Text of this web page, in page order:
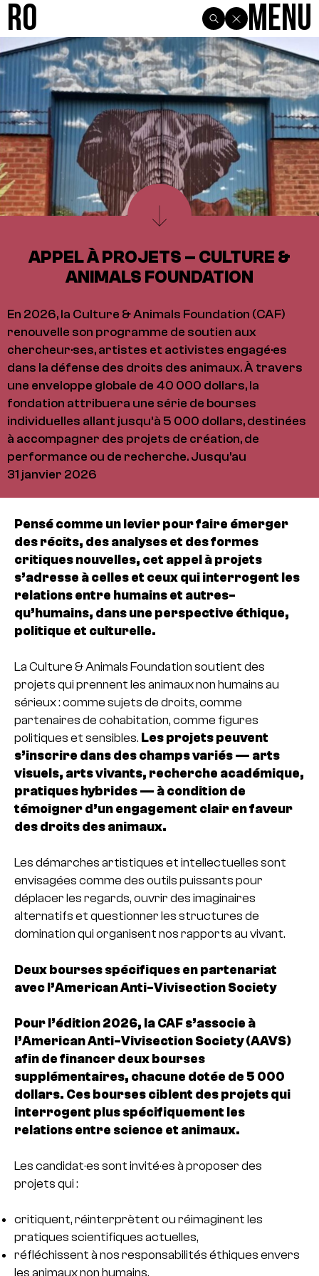
R0 Menu
APPEL À PROJETS – CULTURE &
ANIMALS FOUNDATION
En 2026, la Culture & Animals Foundation (CAF)
renouvelle son programme de soutien aux
chercheur·ses, artistes et activistes engagé·es
dans la défense des droits des animaux. À travers
une enveloppe globale de 40 000 dollars, la
fondation attribuera une série de bourses
individuelles allant jusqu’à 5 000 dollars, destinées
à accompagner des projets de création, de
performance ou de recherche. Jusqu'au
31 janvier 2026
Pensé comme un levier pour faire émerger
des récits, des analyses et des formes
critiques nouvelles, cet appel à projets
s’adresse à celles et ceux qui interrogent les
relations entre humains et autres-
qu’humains, dans une perspective éthique,
politique et culturelle.
La Culture & Animals Foundation soutient des
projets qui prennent les animaux non humains au
sérieux : comme sujets de droits, comme
partenaires de cohabitation, comme figures
politiques et sensibles. Les projets peuvent
s’inscrire dans des champs variés — arts
visuels, arts vivants, recherche académique,
pratiques hybrides — à condition de
témoigner d’un engagement clair en faveur
des droits des animaux.
Les démarches artistiques et intellectuelles sont
envisagées comme des outils puissants pour
déplacer les regards, ouvrir des imaginaires
alternatifs et questionner les structures de
domination qui organisent nos rapports au vivant.
Deux bourses spécifiques en partenariat
avec l’American Anti-Vivisection Society
Pour l’édition 2026, la CAF s’associe à
l’American Anti-Vivisection Society (AAVS)
afin de financer deux bourses
supplémentaires, chacune dotée de 5 000
dollars. Ces bourses ciblent des projets qui
interrogent plus spécifiquement les
relations entre science et animaux.
Les candidat·es sont invité·es à proposer des
projets qui :
critiquent, réinterprètent ou réimaginent les
pratiques scientifiques actuelles,
réfléchissent à nos responsabilités éthiques envers
les animaux non humains,